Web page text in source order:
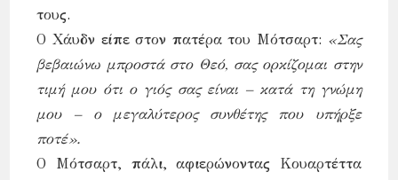
τους.
Ο Χάυδν είπε στον πατέρα του Μότσαρτ: «Σας
βεβαιώνω μπροστά στο Θεό, σας ορκίζομαι στην
τιμή μου ότι ο γιός σας είναι – κατά τη γνώμη
μου – ο μεγαλύτερος συνθέτης που υπήρξε
ποτέ».
Ο Μότσαρτ, πάλι, αφιερώνοντας Κουαρτέττα